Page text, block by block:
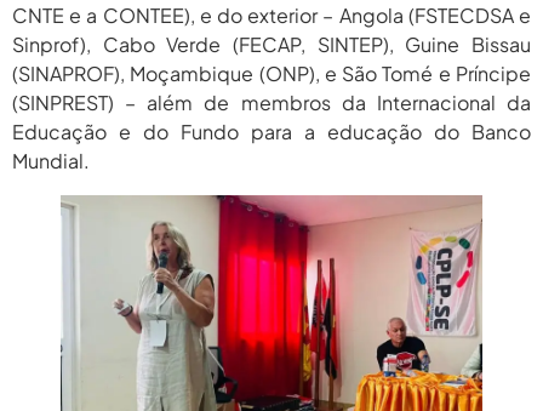
PROIFES Celebra Os 58 Anos Da
APUB...
agosto 6,
2026
MEC Autoriza 937 Novos Cargos Em
Institutos Federais...
agosto 6,
2026
CNTE e a CONTEE), e do exterior – Angola (FSTECDSA e
Sinprof), Cabo Verde (FECAP, SINTEP), Guine Bissau
(SINAPROF), Moçambique (ONP), e São Tomé e Príncipe
(SINPREST) – além de membros da Internacional da
Educação e do Fundo para a educação do Banco
Mundial.